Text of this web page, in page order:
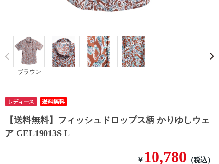
ブラウン
Prev
【送料無料】フィッシュドロップス柄 かりゆしウェ
ア GEL19013S L
￥ 10,780 （税込）